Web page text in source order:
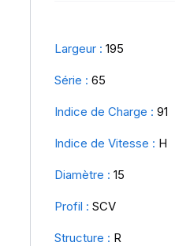
Largeur : 195
Série : 65
Indice de Charge : 91
Indice de Vitesse : H
Diamètre : 15
Profil : SCV
Structure : R